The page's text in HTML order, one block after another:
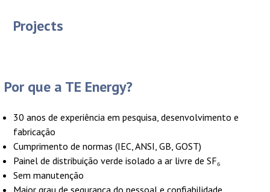
Projects
Por que a TE Energy?
30 anos de experiência em pesquisa, desenvolvimento e
fabricação
Cumprimento de normas (IEC, ANSI, GB, GOST)
Painel de distribuição verde isolado a ar livre de SF₆
Sem manutenção
Maior grau de segurança do pessoal e confiabilidade